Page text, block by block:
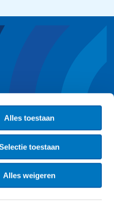
Alles toestaan
toestaan
Alles weigeren